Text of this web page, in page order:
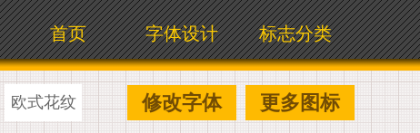
标志分类
字体设计
首页
欧式花纹 更多图标
修改字体